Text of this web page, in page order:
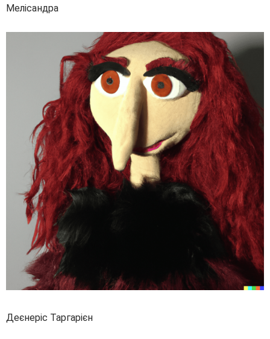
Мелісандра
Деєнеріс Таргарієн